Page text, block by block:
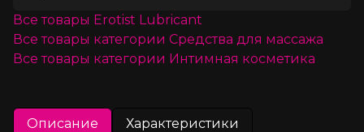
Все товары Erotist Lubricant
Все товары категории Средства для массажа
Все товары категории Интимная косметика
Описание Характеристики